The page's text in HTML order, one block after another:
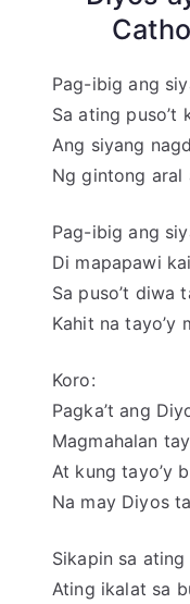
Pag-ibig ang
Sa ating puso’t
Ang siyang
Ng gintong aral
Pag-ibig ang
Di mapapawi
Sa puso’t diwa
Kahit na tayo’y
Koro:
Pagka’t ang
Magmahalan
At kung tayo’y
Na may Diyos
Sikapin sa
Ating ikalat sa